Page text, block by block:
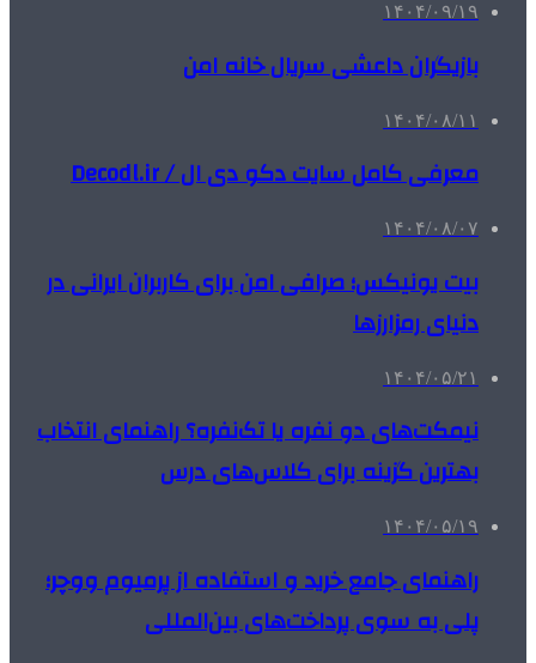
۱۴۰۴/۰۹/۱۹
بازیگران داعشی سریال خانه امن
۱۴۰۴/۰۸/۱۱
معرفی کامل سایت دکو دی ال / Decodl.ir
۱۴۰۴/۰۸/۰۷
بیت یونیکس؛ صرافی امن برای کاربران ایرانی در
دنیای رمزارزها
۱۴۰۴/۰۵/۲۱
نیمکت‌های دو نفره یا تک‌نفره؟ راهنمای انتخاب
بهترین گزینه برای کلاس‌های درس
۱۴۰۴/۰۵/۱۹
راهنمای جامع خرید و استفاده از پرمیوم ووچر؛
پلی به سوی پرداخت‌های بین‌المللی